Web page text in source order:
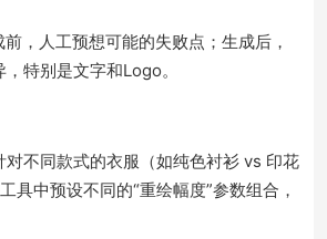
，人工预想可能的失败点；生成后，
特别是文字和Logo。
对不同款式的衣服（如纯色衬衫 vs 印花
具中预设不同的“重绘幅度”参数组合，